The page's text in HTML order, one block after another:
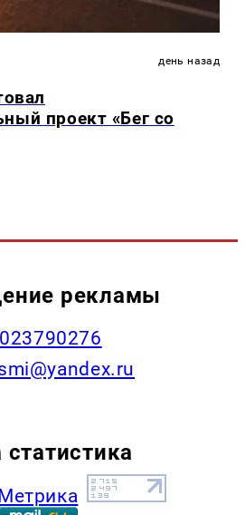
день назад
проект «Бег со
рекламы